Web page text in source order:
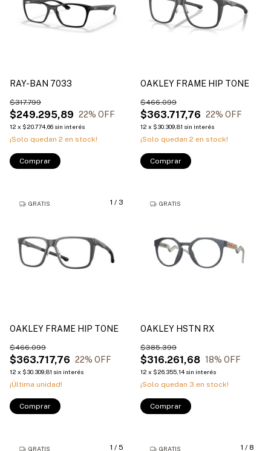
RAY-BAN 7033
$249.295,89
$317.799
22% OFF
12 x $20.774,66 sin interés
¡Solo quedan 2 en stock!
Comprar
OAKLEY FRAME HIP TONE
$363.717,76
$466.099
22% OFF
12 x $30.309,81 sin interés
¡Solo quedan 2 en stock!
Comprar
1 / 3
GRATIS
OAKLEY FRAME HIP TONE
$363.717,76
$466.099
22% OFF
12 x $30.309,81 sin interés
¡Última unidad!
Comprar
GRATIS
OAKLEY HSTN RX
$316.261,68
$385.399
18% OFF
12 x $26.355,14 sin interés
¡Solo quedan 3 en stock!
Comprar
1 / 5
GRATIS 1 / 8
GRATIS